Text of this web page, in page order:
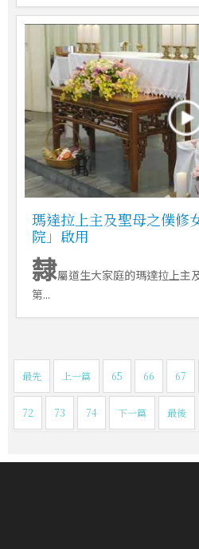
瑪達拉上主及聖母之僕修
院」啟用
隸屬道生大家庭的瑪達拉上主
第...
最先 上一篇 65 66 67
72 73 74 下一篇 最後